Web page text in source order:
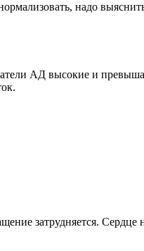
надо
АД высокие и
затрудняется.